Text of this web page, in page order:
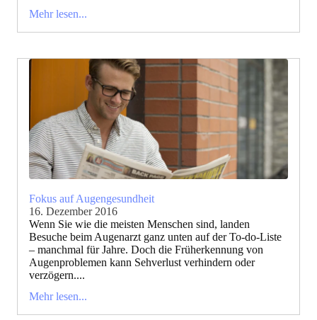
Mehr lesen...
Fokus auf Augengesundheit
16. Dezember 2016
Wenn Sie wie die meisten Menschen sind, landen
Besuche beim Augenarzt ganz unten auf der To-do-Liste
– manchmal für Jahre. Doch die Früherkennung von
Augenproblemen kann Sehverlust verhindern oder
verzögern....
Mehr lesen...